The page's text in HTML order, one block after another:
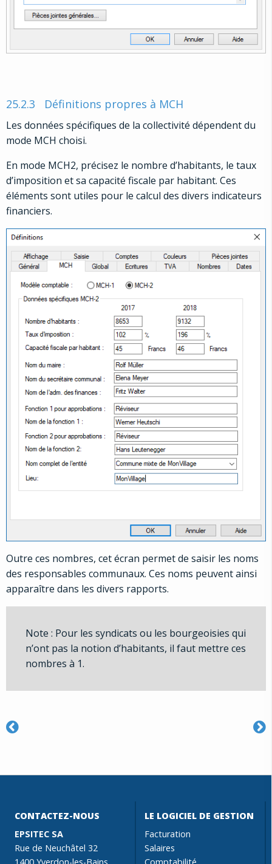
25.2.3 Définitions propres à MCH
Les données spécifiques de la collectivité dépendent du
mode MCH choisi.
En mode MCH2, précisez le nombre d’habitants, le taux
d’imposition et sa capacité fiscale par habitant. Ces
éléments sont utiles pour le calcul des divers indicateurs
financiers.
Outre ces nombres, cet écran permet de saisir les noms
des responsables communaux. Ces noms peuvent ainsi
apparaître dans les divers rapports.
Note : Pour les syndicats ou les bourgeoisies qui
n’ont pas la notion d’habitants, il faut mettre ces
nombres à 1.
CONTACTEZ-NOUS
EPSITEC SA
Rue de Neuchâtel 32
LE LOGICIEL DE GESTION
Facturation
Salaires